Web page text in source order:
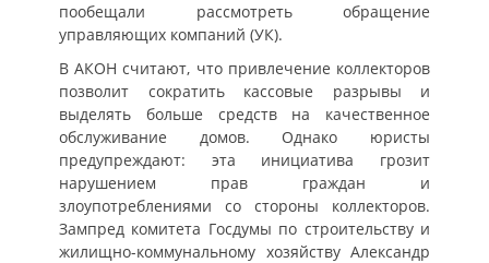
пообещали рассмотреть обращение
управляющих компаний (УК).
В АКОН считают, что привлечение коллекторов
позволит сократить кассовые разрывы и
выделять больше средств на качественное
обслуживание домов. Однако юристы
предупреждают: эта инициатива грозит
нарушением прав граждан и
злоупотреблениями со стороны коллекторов.
Зампред комитета Госдумы по строительству и
жилищно-коммунальному хозяйству Александр